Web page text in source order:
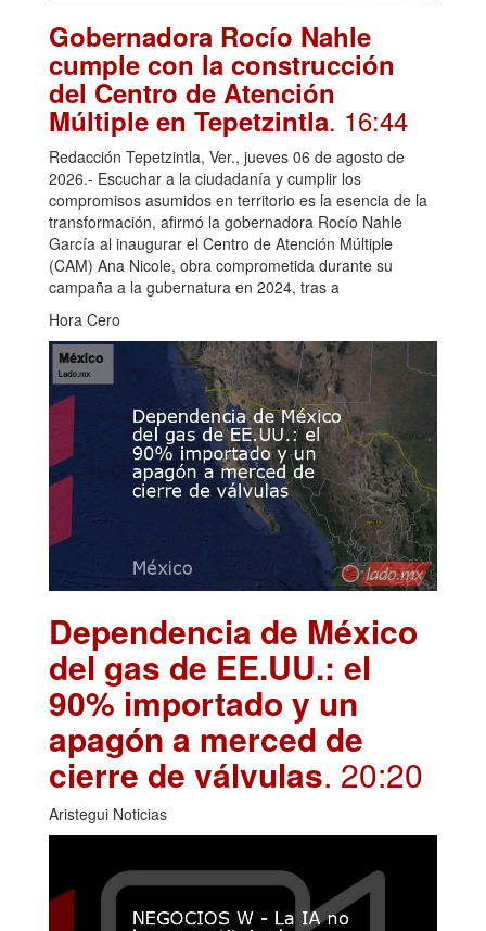
Gobernadora Rocío Nahle
cumple con la construcción
del Centro de Atención
Múltiple en Tepetzintla. 16:44
Redacción Tepetzintla, Ver., jueves 06 de agosto de
2026.- Escuchar a la ciudadanía y cumplir los
compromisos asumidos en territorio es la esencia de la
transformación, afirmó la gobernadora Rocío Nahle
García al inaugurar el Centro de Atención Múltiple
(CAM) Ana Nicole, obra comprometida durante su
campaña a la gubernatura en 2024, tras a
Hora Cero
Dependencia de México
del gas de EE.UU.: el
90% importado y un
apagón a merced de
cierre de válvulas. 20:20
Aristegui Noticias